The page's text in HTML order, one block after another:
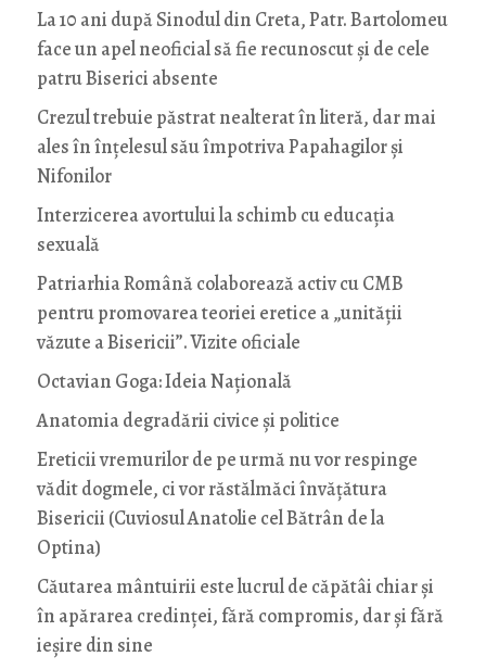
La 10 ani după Sinodul din Creta, Patr. Bartolomeu
face un apel neoficial să fie recunoscut și de cele
patru Biserici absente
Crezul trebuie păstrat nealterat în literă, dar mai
ales în înțelesul său împotriva Papahagilor și
Nifonilor
Interzicerea avortului la schimb cu educaţia
sexuală
Patriarhia Română colaborează activ cu CMB
pentru promovarea teoriei eretice a „unității
văzute a Bisericii”. Vizite oficiale
Octavian Goga: Ideia Naţională
Anatomia degradării civice și politice
Ereticii vremurilor de pe urmă nu vor respinge
vădit dogmele, ci vor răstălmăci învățătura
Bisericii (Cuviosul Anatolie cel Bătrân de la
Optina)
Căutarea mântuirii este lucrul de căpătâi chiar și
în apărarea credinței, fără compromis, dar și fără
ieșire din sine